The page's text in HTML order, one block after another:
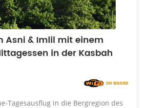
Asni & Imlil mit einem
in der Kasbah
Tagesausflug in die Bergregion des